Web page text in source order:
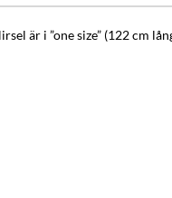
är i ”one size” (122 cm